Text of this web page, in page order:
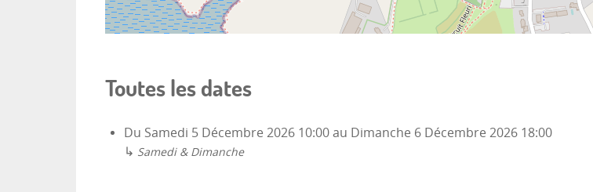
Toutes les dates
Du Samedi 5 Décembre 2026 10:00 au Dimanche 6 Décembre 2026 18:00
↳ Samedi & Dimanche